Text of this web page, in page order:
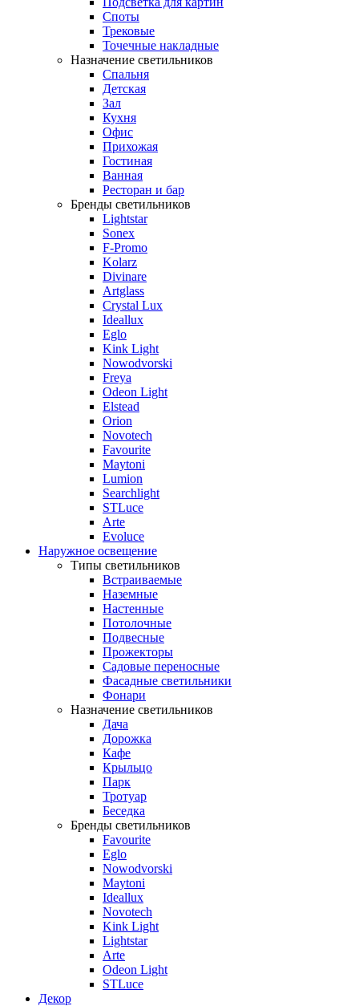
Споты
Трековые
Точечные накладные
Назначение светильников
Спальня
Детская
Зал
Кухня
Офис
Прихожая
Гостиная
Ванная
Ресторан и бар
Бренды светильников
Lightstar
Sonex
F-Promo
Kolarz
Divinare
Artglass
Crystal Lux
Ideallux
Eglo
Kink Light
Nowodvorski
Freya
Odeon Light
Elstead
Orion
Novotech
Favourite
Maytoni
Lumion
Searchlight
STLuce
Arte
Evoluce
Наружное освещение
Типы светильников
Встраиваемые
Наземные
Настенные
Потолочные
Подвесные
Прожекторы
Садовые переносные
Фасадные светильники
Фонари
Назначение светильников
Дача
Дорожка
Кафе
Крыльцо
Парк
Тротуар
Беседка
Бренды светильников
Favourite
Eglo
Nowodvorski
Maytoni
Ideallux
Novotech
Kink Light
Lightstar
Arte
Odeon Light
STLuce
Декор